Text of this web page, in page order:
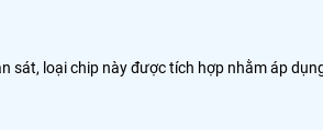
sát, loại chip này được tích hợp nhằm áp